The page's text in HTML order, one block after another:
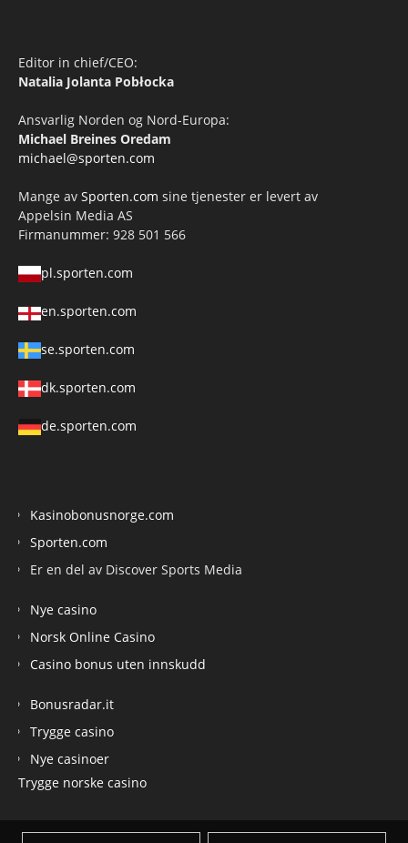
Editor in chief/CEO:
Natalia Jolanta Pobłocka
Ansvarlig Norden og Nord-Europa:
Michael Breines Oredam
michael@sporten.com
Mange av Sporten.com sine tjenester er levert av
Appelsin Media AS
Firmanummer: 928 501 566
pl.sporten.com
en.sporten.com
se.sporten.com
dk.sporten.com
de.sporten.com
Kasinobonusnorge.com
Sporten.com
Er en del av Discover Sports Media
Nye casino
Norsk Online Casino
Casino bonus uten innskudd
Bonusradar.it
Trygge casino
Nye casinoer
Trygge norske casino